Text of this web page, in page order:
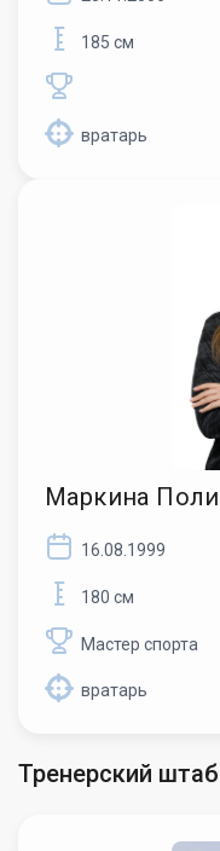
185 см
вратарь
Маркина
16.08.1999
180 см
Мастер спорта
вратарь
Тренерский штаб